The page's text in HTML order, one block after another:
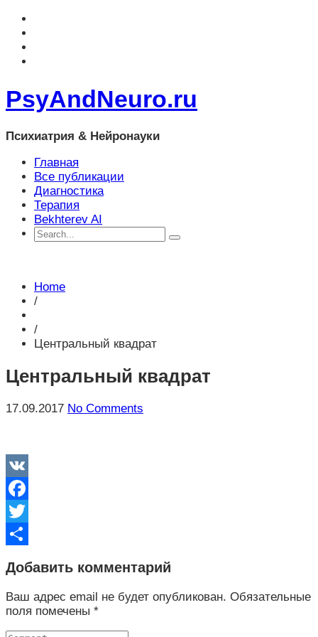
PsyAndNeuro.ru
Психиатрия & Нейронауки
Главная
Все публикации
Диагностика
Терапия
Bekhterev AI
Home
/
/
Центральный квадрат
Центральный квадрат
17.09.2017 No Comments
VK
Facebook
Twitter
Добавить комментарий
Ваш адрес email не будет опубликован. Обязательные
поля помечены *